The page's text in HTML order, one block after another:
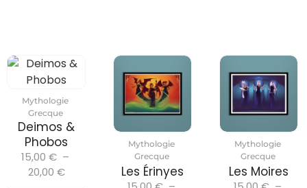
Mythologie
Grecque
Deimos &
Phobos
15,00 € –
20,00 €
Mythologie
Grecque
Les Érinyes
Mythologie
Grecque
Les Moires